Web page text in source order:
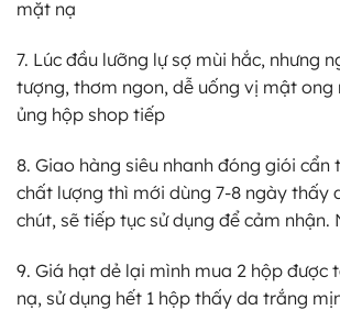
mặt nạ
7. Lúc đầu lưỡng lự sợ mùi hắc, nhưng
tượng, thơm ngon, dễ uống vị mật ong
ủng hộp shop tiếp
8. Giao hàng siêu nhanh đóng giói cẩn
chất lượng thì mới dùng 7-8 ngày thấy
chút, sẽ tiếp tục sử dụng để cảm nhận.
9. Giá hạt dẻ lại mình mua 2 hộp được
nạ, sử dụng hết 1 hộp thấy da trắng